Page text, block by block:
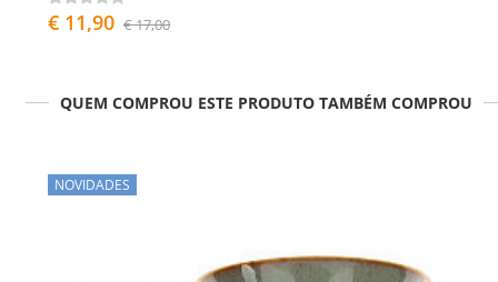
€ 11,90 € 17,00
QUEM COMPROU ESTE PRODUTO TAMBÉM COMPROU
NOVIDADES